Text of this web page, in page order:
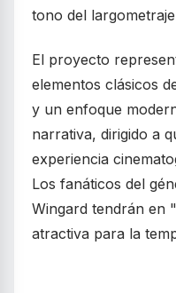
tono del
El proyecto
elementos clásicos
y un enfoque
narrativa, dirigido a
experiencia
Los fanáticos del
Wingard tendrán en
atractiva para la